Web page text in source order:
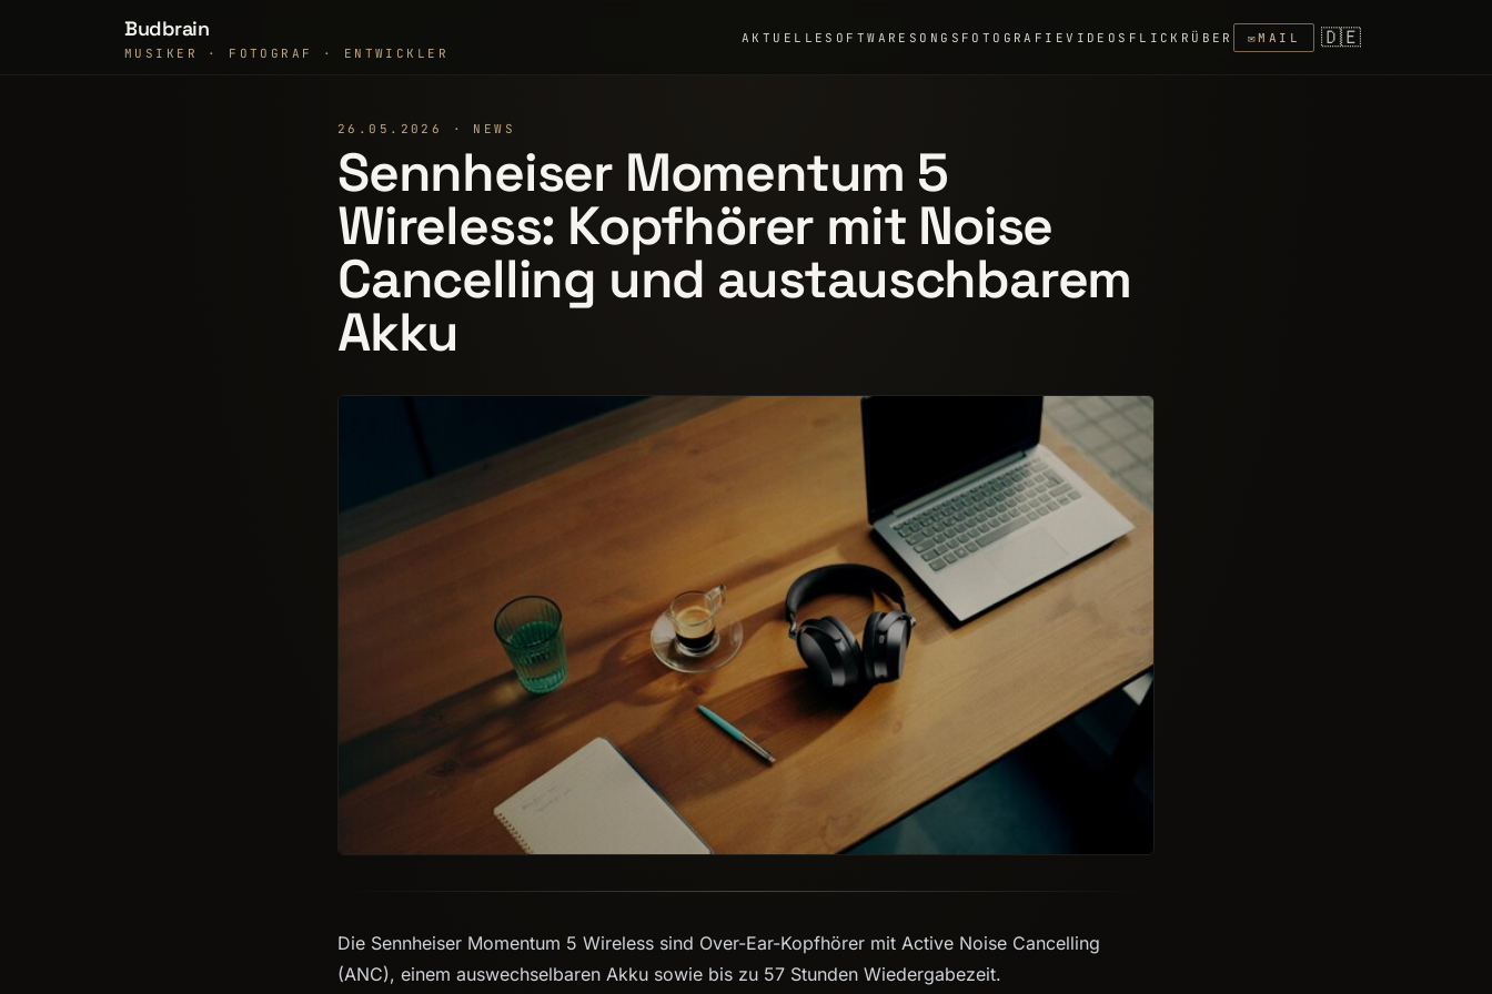
Budbrain
MUSIKER · FOTOGRAF · ENTWICKLER
AKTUELLE SOFTWARE SONGS FOTOGRAFIEVIDEOS FLICKR ÜBER ✉MAIL 🇩🇪
26.05.2026 · NEWS
Sennheiser Momentum 5
Wireless: Kopfhörer mit Noise
Cancelling und austauschbarem
Akku
Die Sennheiser Momentum 5 Wireless sind Over-Ear-Kopfhörer mit Active Noise Cancelling
(ANC), einem auswechselbaren Akku sowie bis zu 57 Stunden Wiedergabezeit.